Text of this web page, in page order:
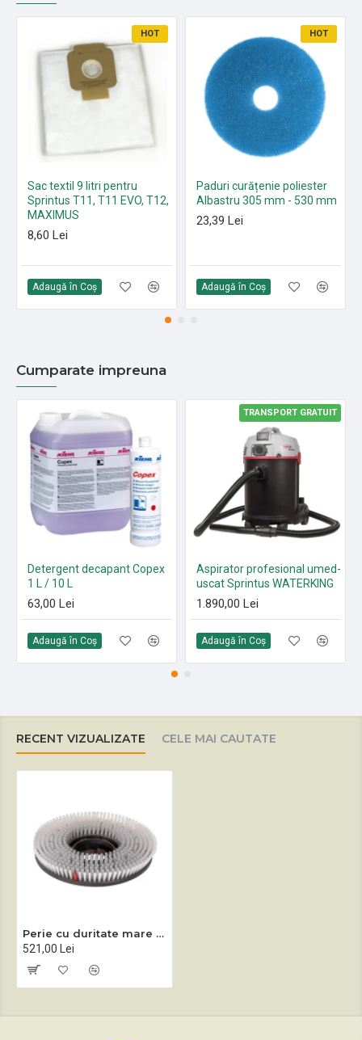
HOT
Sac textil 9 litri pentru
Sprintus T11, T11 EVO, T12,
MAXIMUS
8,60 Lei
Adaugă în Coş
HOT
Paduri curățenie poliester
Albastru 305 mm - 530 mm
23,39 Lei
Adaugă în Coş
Cumparate impreuna
Detergent decapant Copex
1 L / 10 L
63,00 Lei
Adaugă în Coş
TRANSPORT GRATUIT
Aspirator profesional umed-
uscat Sprintus WATERKING
1.890,00 Lei
Adaugă în Coş
RECENT VIZUALIZATE CELE MAI CAUTATE
Perie cu duritate mare monodisc Sprintus EM 17 EVO, HERCULES, ZEUS
521,00 Lei